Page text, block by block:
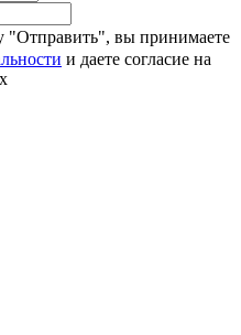
"Отправить", вы принимаете
и даете согласие на